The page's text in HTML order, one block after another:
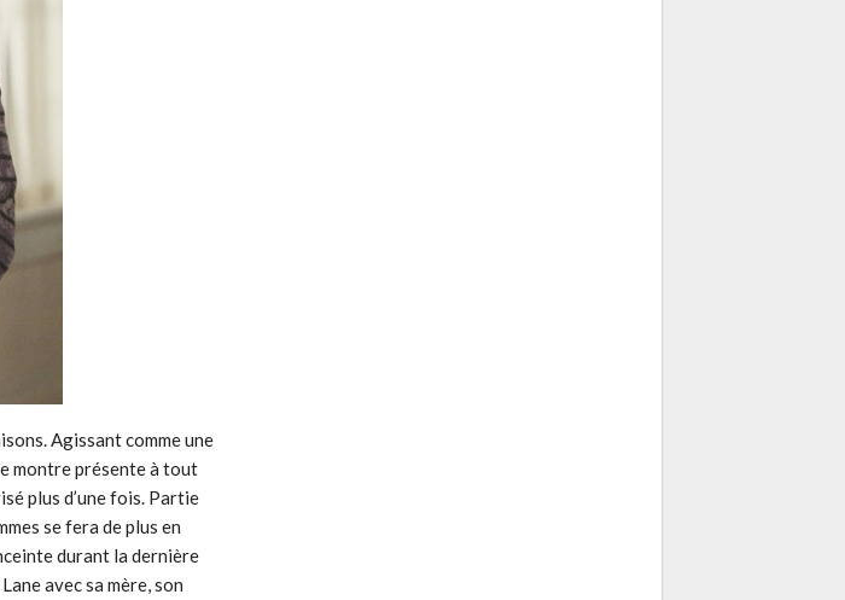
Agissant comme une
montre présente à tout
plus d’une fois. Partie
se fera de plus en
durant la dernière
avec sa mère, son